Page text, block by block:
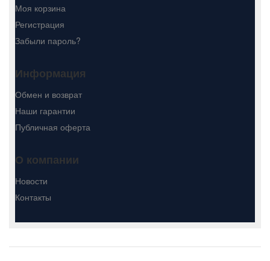
Моя корзина
Регистрация
Забыли пароль?
Информация
Обмен и возврат
Наши гарантии
Публичная оферта
О компании
Новости
Контакты